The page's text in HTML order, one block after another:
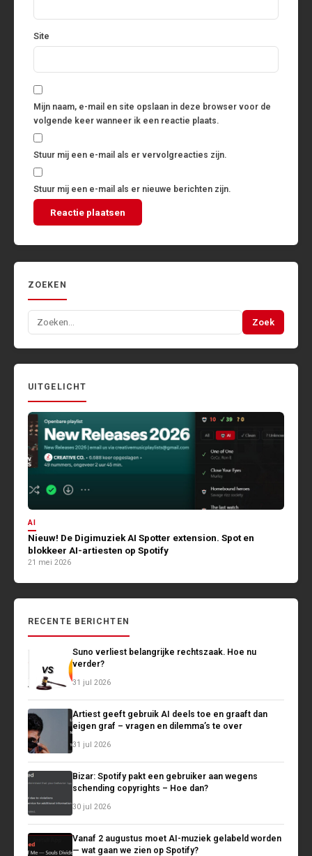
Site
Mijn naam, e-mail en site opslaan in deze browser voor de
volgende keer wanneer ik een reactie plaats.
Stuur mij een e-mail als er vervolgreacties zijn.
Stuur mij een e-mail als er nieuwe berichten zijn.
ZOEKEN
Zoeken
naar:
Zoek
UITGELICHT
AI
Nieuw! De Digimuziek AI Spotter extension. Spot en
blokkeer AI-artiesten op Spotify
21 mei 2026
RECENTE BERICHTEN
Suno verliest belangrijke rechtszaak. Hoe nu
verder?
31 jul 2026
Artiest geeft gebruik AI deels toe en graaft dan
eigen graf – vragen en dilemma’s te over
31 jul 2026
Bizar: Spotify pakt een gebruiker aan wegens
schending copyrights – Hoe dan?
30 jul 2026
Vanaf 2 augustus moet AI-muziek gelabeld worden
— wat gaan we zien op Spotify?